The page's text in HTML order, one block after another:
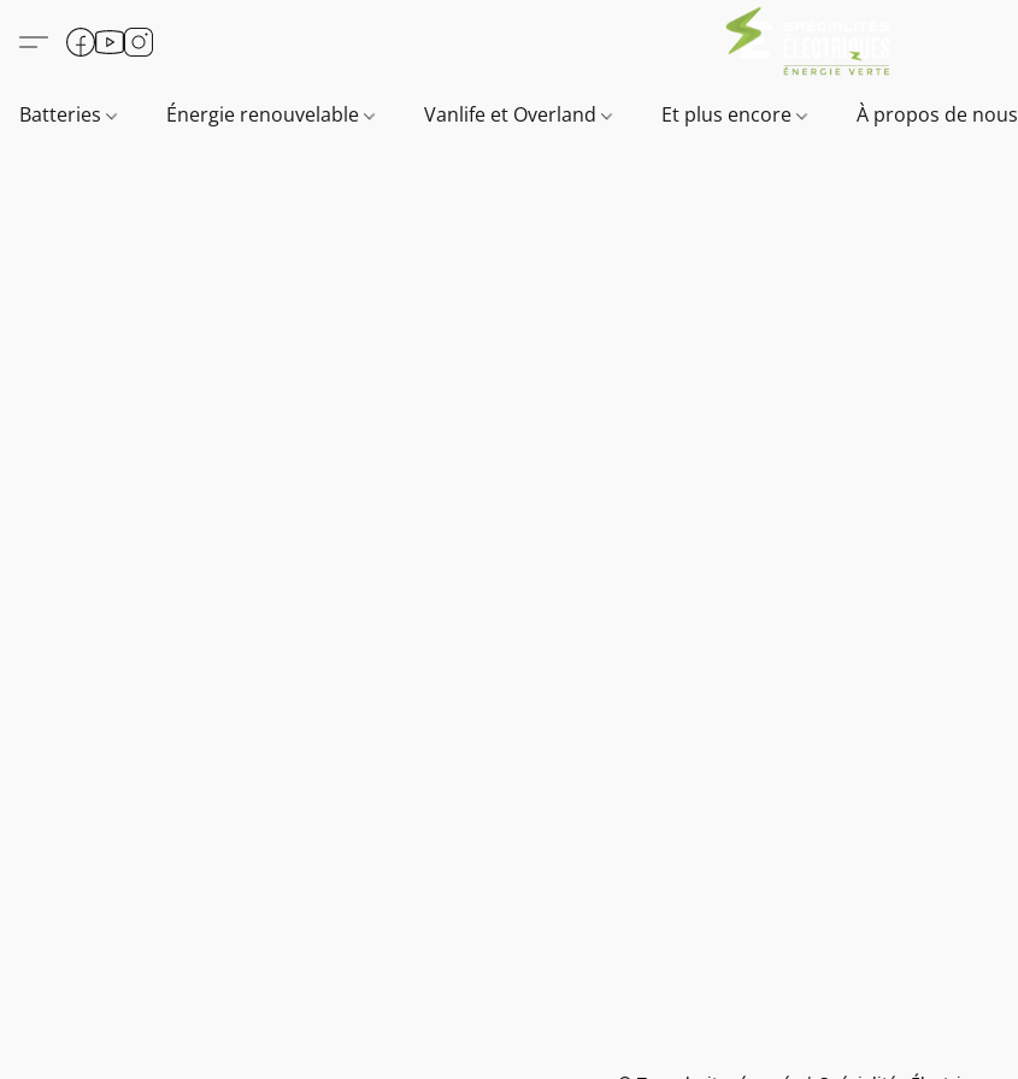
Batteries Énergie renouvelable Vanlife et Overland Et plus encore À propos de nous